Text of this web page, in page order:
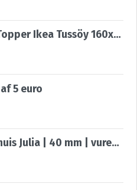
Memoryfoam Topper Ikea Tussöy 160x200
5 euro
Blokhut - Tuinhuis Julia | 40 mm | vuren onbehandeld